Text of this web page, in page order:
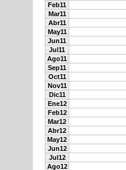
Feb11
Mar11
Abr11
May11
Jun11
Jul11
Ago11
Sep11
Oct11
Nov11
Dic11
Ene12
Feb12
Mar12
Abr12
May12
Jun12
Jul12
Ago12